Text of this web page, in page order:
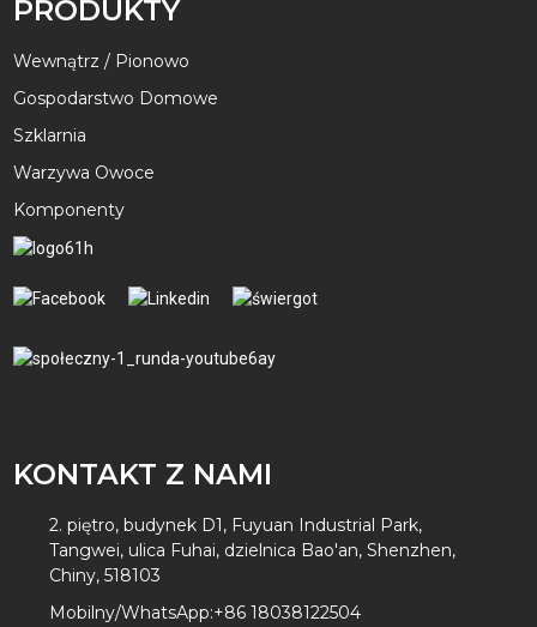
PRODUKTY
Wewnątrz / Pionowo
Gospodarstwo Domowe
Szklarnia
Warzywa Owoce
Komponenty
KONTAKT Z NAMI
2. piętro, budynek D1, Fuyuan Industrial Park,
Tangwei, ulica Fuhai, dzielnica Bao'an, Shenzhen,
Chiny, 518103
Mobilny/WhatsApp:+86 18038122504